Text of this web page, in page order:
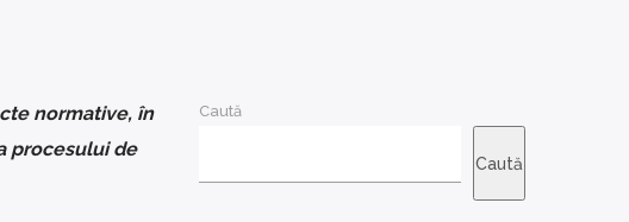
normative, în
procesului de
Caută
Caută